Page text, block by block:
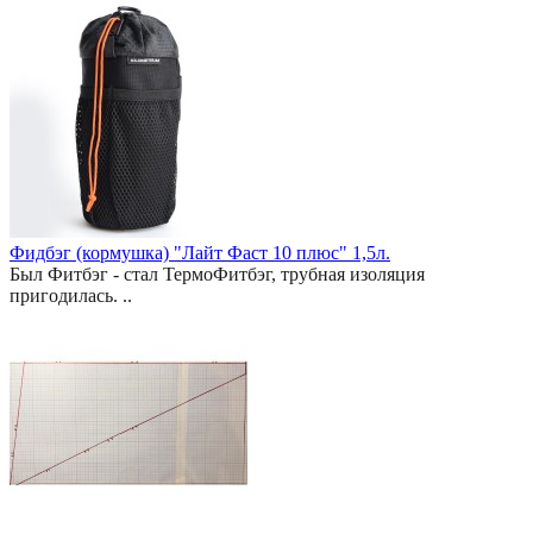
Фидбэг (кормушка) "Лайт Фаст 10 плюс" 1,5л.
Был Фитбэг - стал ТермоФитбэг, трубная изоляция
пригодилась. ..